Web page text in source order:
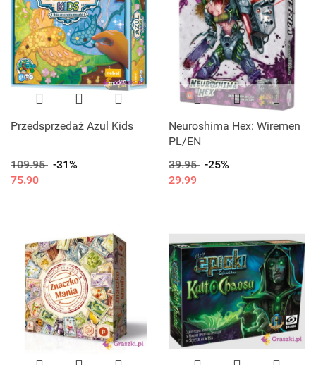
Przedsprzedaż Azul Kids
109.95 -31%
75.90
Neuroshima Hex: Wiremen
PL/EN
39.95 -25%
29.99